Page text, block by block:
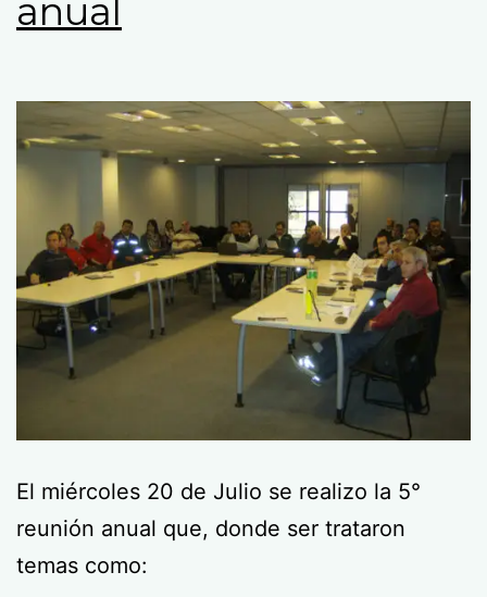
anual
El miércoles 20 de Julio se realizo la 5°
reunión anual que, donde ser trataron
temas como: